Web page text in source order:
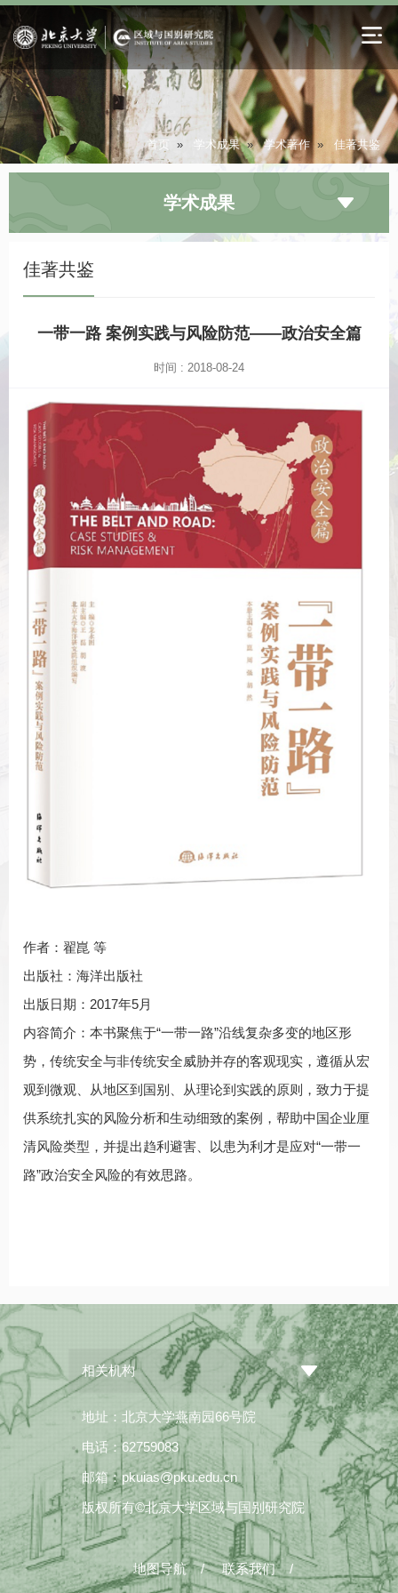
首页 » 学术成果 » 学术著作 » 佳著共鉴
学术成果
佳著共鉴
一带一路 案例实践与风险防范——政治安全篇
时间 : 2018-08-24
作者：翟崑 等
出版社：海洋出版社
出版日期：2017年5月
内容简介：本书聚焦于“一带一路”沿线复杂多变的地区形
势，传统安全与非传统安全威胁并存的客观现实，遵循从宏
观到微观、从地区到国别、从理论到实践的原则，致力于提
供系统扎实的风险分析和生动细致的案例，帮助中国企业厘
清风险类型，并提出趋利避害、以患为利才是应对“一带一
路”政治安全风险的有效思路。
相关机构
地址：北京大学燕南园66号院
电话：62759083
邮箱：pkuias@pku.edu.cn
版权所有©北京大学区域与国别研究院
地图导航 / 联系我们 /